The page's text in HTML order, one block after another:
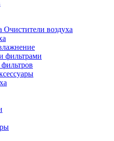
Очистители воздуха
фильтрами